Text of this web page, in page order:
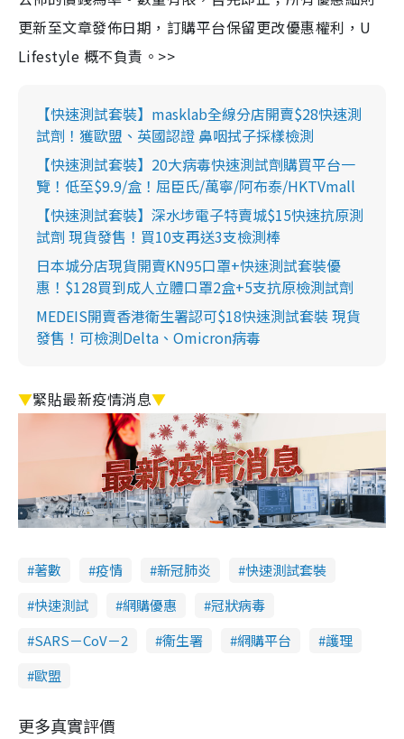
更新至文章發佈日期，訂購平台保留更改優惠權利，U
Lifestyle 概不負責。>>
【快速測試套裝】masklab全線分店開賣$28快速測
試劑！獲歐盟、英國認證 鼻咽拭子採樣檢測
【快速測試套裝】20大病毒快速測試劑購買平台一
覽！低至$9.9/盒！屈臣氏/萬寧/阿布泰/HKTVmall
【快速測試套裝】深水埗電子特賣城$15快速抗原測
試劑 現貨發售！買10支再送3支檢測棒
日本城分店現貨開賣KN95口罩+快速測試套裝優
惠！$128買到成人立體口罩2盒+5支抗原檢測試劑
MEDEIS開賣香港衛生署認可$18快速測試套裝 現貨
發售！可檢測Delta、Omicron病毒
▼緊貼最新疫情消息▼
著數 疫情 新冠肺炎
快速測試套裝
快速測試
網購優惠
冠狀病毒
SARS－CoV－2
衞生署 網購平台
護理
歐盟
更多真實評價